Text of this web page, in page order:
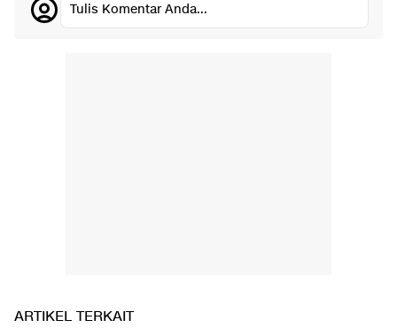
Tulis Komentar Anda...
ARTIKEL TERKAIT